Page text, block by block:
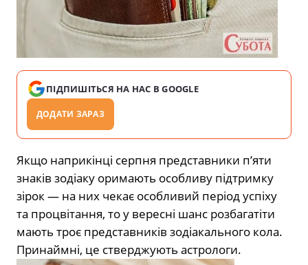
ПІДПИШІТЬСЯ НА НАС В GOOGLE
ДОДАТИ ЗАРАЗ
Якщо наприкінці серпня представники п’яти
знаків зодіаку оримають особливу підтримку
зірок — на них чекає особливий період успіху
та процвітання, то у вересні шанс розбагатіти
мають троє представників зодіакального кола.
Принаймні, це стверджують астрологи.